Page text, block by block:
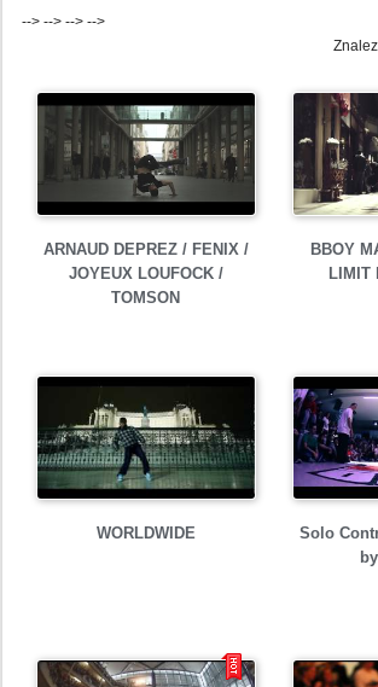
--> --> --> -->
ARNAUD DEPREZ / FENIX /
JOYEUX LOUFOCK /
TOMSON
BBOY
LIMIT
WORLDWIDE
Solo